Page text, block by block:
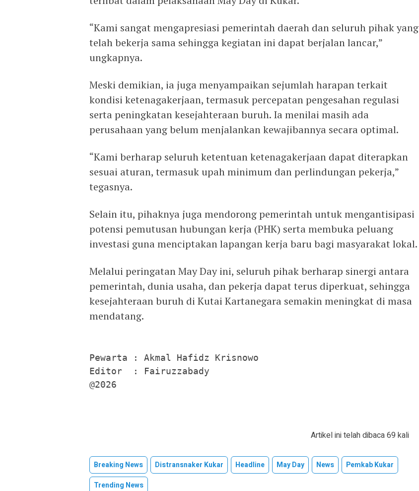
“Kami sangat mengapresiasi pemerintah daerah dan seluruh pihak yang
telah bekerja sama sehingga kegiatan ini dapat berjalan lancar,”
ungkapnya.
Meski demikian, ia juga menyampaikan sejumlah harapan terkait
kondisi ketenagakerjaan, termasuk percepatan pengesahan regulasi
serta peningkatan kesejahteraan buruh. Ia menilai masih ada
perusahaan yang belum menjalankan kewajibannya secara optimal.
“Kami berharap seluruh ketentuan ketenagakerjaan dapat diterapkan
sesuai aturan, termasuk upah minimum dan perlindungan pekerja,”
tegasnya.
Selain itu, pihaknya juga mendorong pemerintah untuk mengantisipasi
potensi pemutusan hubungan kerja (PHK) serta membuka peluang
investasi guna menciptakan lapangan kerja baru bagi masyarakat lokal.
Melalui peringatan May Day ini, seluruh pihak berharap sinergi antara
pemerintah, dunia usaha, dan pekerja dapat terus diperkuat, sehingga
kesejahteraan buruh di Kutai Kartanegara semakin meningkat di masa
mendatang.
Pewarta : Akmal Hafidz Krisnowo
Editor  : Fairuzzabady
@2026
Artikel ini telah dibaca 69 kali
Breaking News Distransnaker Kukar Headline May Day News
Pemkab Kukar
Trending News